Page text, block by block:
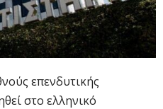
επενδυτικής
στο ελληνικό